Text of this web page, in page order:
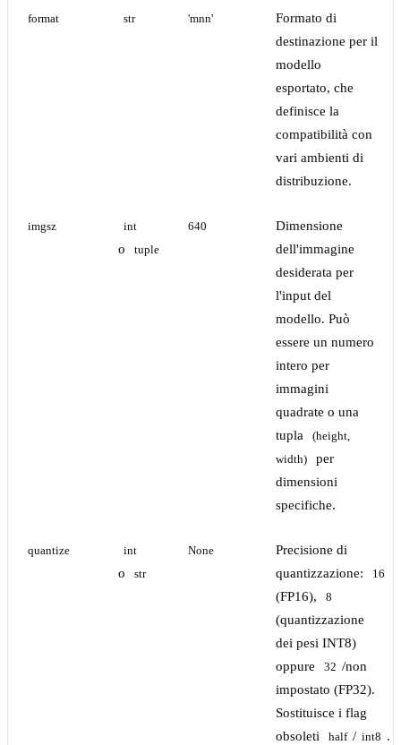
format str 'mnn'
Formato di
destinazione per il
modello
esportato, che
definisce la
compatibilità con
vari ambienti di
distribuzione.
imgsz int
o tuple
640
Dimensione
dell'immagine
desiderata per
l'input del
modello. Può
essere un numero
intero per
immagini
quadrate o una
tupla
(height,
width)
per
dimensioni
specifiche.
quantize int
o str
None
Precisione di
quantizzazione:
16
(FP16), 8
(quantizzazione
dei pesi INT8)
oppure
32 /non
impostato (FP32).
Sostituisce i flag
obsoleti
half / int8 .